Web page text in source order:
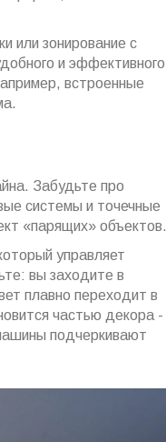
или зонирование с
и эффективного
встроенные
Забудьте про
системы и точечные
«парящих» объектов.
управляет
вы заходите в
плавно переходит в
частью декора -
подчеркивают